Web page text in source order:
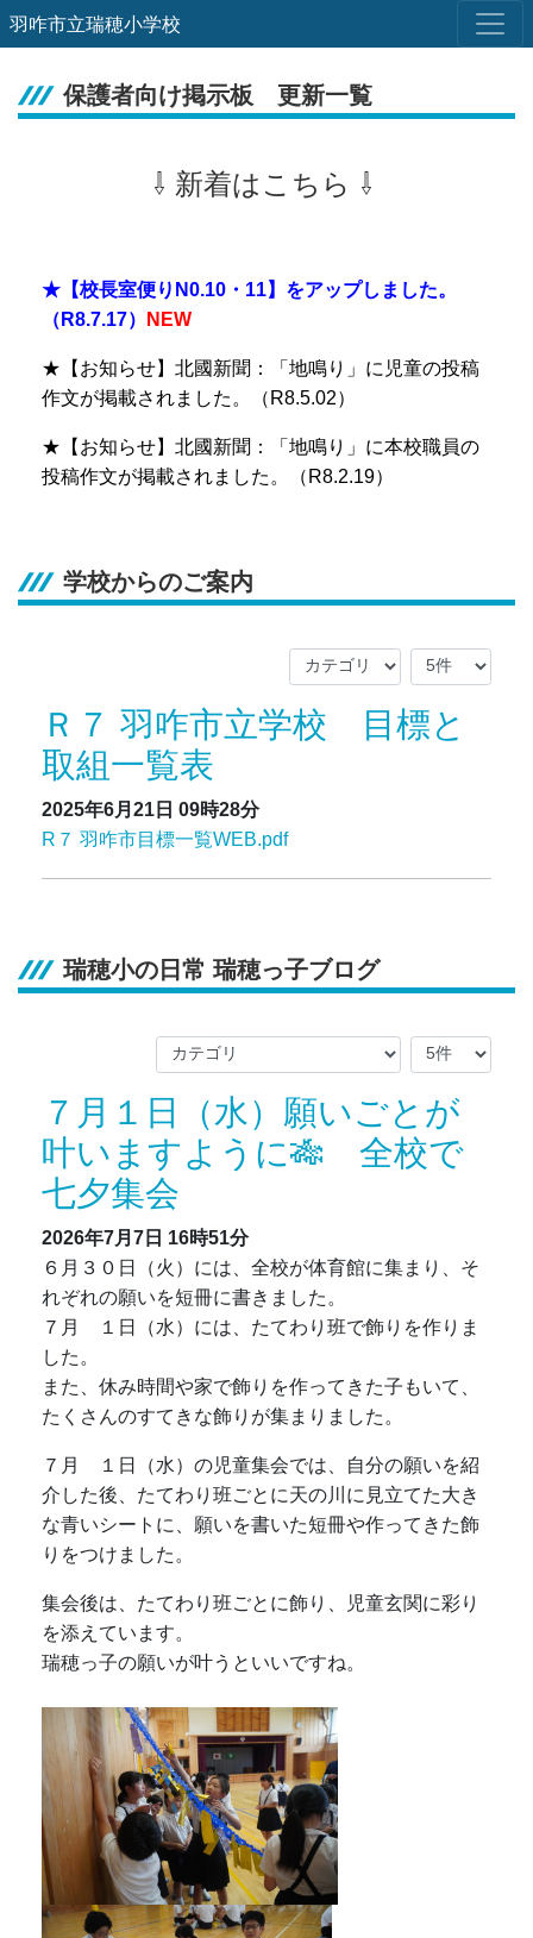
羽咋市立瑞穂小学校
保護者向け掲示板 更新一覧
⇩ 新着はこちら ⇩
★【校長室便り N0.10・11】をアップしました。
（R8.7.17）
NEW
★【お知らせ】北國新聞：「地鳴り」に児童の投稿
作文が掲載されました。（R8.5.02）
★【お知らせ】北國新聞：「地鳴り」に本校職員の
投稿作文が掲載されました。（R8.2.19）
学校からのご案内
Ｒ７ 羽咋市立学校 目標と
取組一覧表
2025年6月21日 09時28分
R７ 羽咋市目標一覧WEB.pdf
瑞穂小の日常 瑞穂っ子ブログ
７月１日（水）願いごとが
叶いますように🎋 全校で
七夕集会
2026年7月7日 16時51分
６月３０日（火）には、全校が体育館に集まり、そ
れぞれの願いを短冊に書きました。
７月 １日（水）には、たてわり班で飾りを作りま
した。
また、休み時間や家で飾りを作ってきた子もいて、
たくさんのすてきな飾りが集まりました。
７月 １日（水）の児童集会では、自分の願いを紹
介した後、たてわり班ごとに天の川に見立てた大き
な青いシートに、願いを書いた短冊や作ってきた飾
りをつけました。
集会後は、たてわり班ごとに飾り、児童玄関に彩り
を添えています。
瑞穂っ子の願いが叶うといいですね。